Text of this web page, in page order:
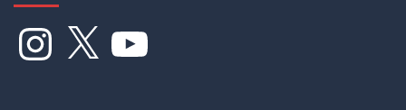
Instagram